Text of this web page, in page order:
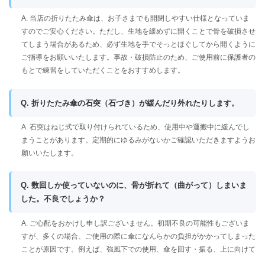
A. 当店の折りたたみ傘は、お子さまでも開閉しやすい仕様となっていま
すのでご安心ください。ただし、生地を緩めずに開くことで骨を破損させ
てしまう場合があるため、必ず生地を手でそっとほぐしてから開くように
ご指導をお願いいたします。事故・破損防止のため、ご使用前に保護者の
もとで練習をしていただくことをおすすめします。
Q. 折りたたみ傘の石突（石づき）が緩んだり外れたりします。
A. 石突はねじ式で取り付けられているため、使用中や運搬中に緩んでし
まうことがあります。定期的にゆるみがないかご確認いただきますようお
願いいたします。
Q. 数回しか使っていないのに、骨が折れて（曲がって）しまいま
した。不良でしょうか？
A. ご心配をおかけし申し訳ございません。初期不良の可能性もございま
すが、多くの場合、ご使用の際に傘になんらかの負担がかかってしまった
ことが原因です。例えば、強風下での使用、傘を回す・振る、上に向けて